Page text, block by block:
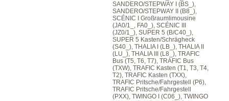
SANDERO/STEPWAY I (BS_),
SANDERO/STEPWAY II (B8_),
SCÉNIC I Großraumlimousine
(JA0/1_, FA0_), SCÉNIC III
(JZ0/1_), SUPER 5 (B/C40_),
SUPER 5 Kasten/Schrägheck
(S40_), THALIA I (LB_), THALIA II
(LU_), THALIA III (L8_), TRAFIC
Bus (T5, T6, T7), TRAFIC Bus
(TXW), TRAFIC Kasten (T1, T3, T4,
T2), TRAFIC Kasten (TXX),
TRAFIC Pritsche/Fahrgestell (P6),
TRAFIC Pritsche/Fahrgestell
(PXX), TWINGO I (C06_), TWINGO